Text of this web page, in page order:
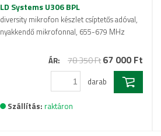
LD Systems U306 BPL
diversity mikrofon készlet csíptetős adóval,
nyakkendő mikrofonnal, 655-679 MHz
ÁR: 78 350 Ft67 000 Ft
darab
Szállítás: raktáron